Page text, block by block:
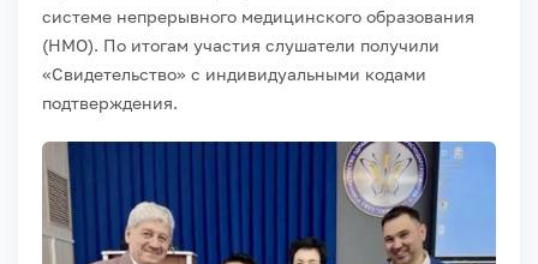
системе непрерывного медицинского образования
(НМО). По итогам участия слушатели получили
«Свидетельство» с индивидуальными кодами
подтверждения.